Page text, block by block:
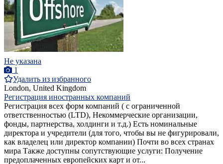
Не указана
1
Удалить из избранного
London, United Kingdom
Регистрация иностранных компаний
Регистрация всех форм компаний ( с ограниченной
ответственностью (LTD), Некоммерческие организации,
фонды, партнерства, холдинги и т.д.) Есть номинальные
директора и учредители (для того, чтобы вы не фигурировали,
как владелец или директор компании) Почти во всех странах
мира Также доступны сопутствующие услуги: Получение
предоплаченных европейских карт и от...